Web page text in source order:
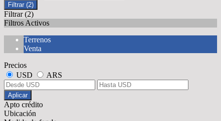
Filtrar (2)
Filtrar (2)
Filtros Activos
Terrenos
Venta
Precios
USD
ARS
Aplicar
Apto crédito
Ubicación